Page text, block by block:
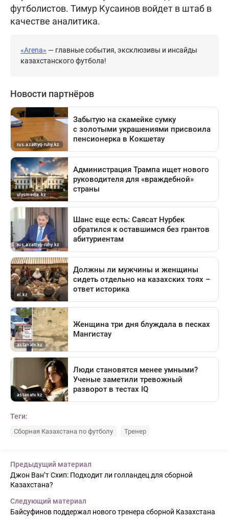
футболистов. Тимур Кусаинов войдет в штаб в
качестве аналитика.
«Arena» — главные события, эксклюзивы и инсайды
казахстанского футбола!
Теги:
Сборная Казахстана по футболу Тренер
Предыдущий материал
Джон Ван’т Схип: Подходит ли голландец для сборной
Казахстана?
Следующий материал
Байсуфинов поддержал нового тренера сборной Казахстана